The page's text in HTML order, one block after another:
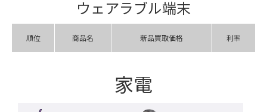
ウェアラブル端末
順位 商品名 新品買取価格 利率
家電